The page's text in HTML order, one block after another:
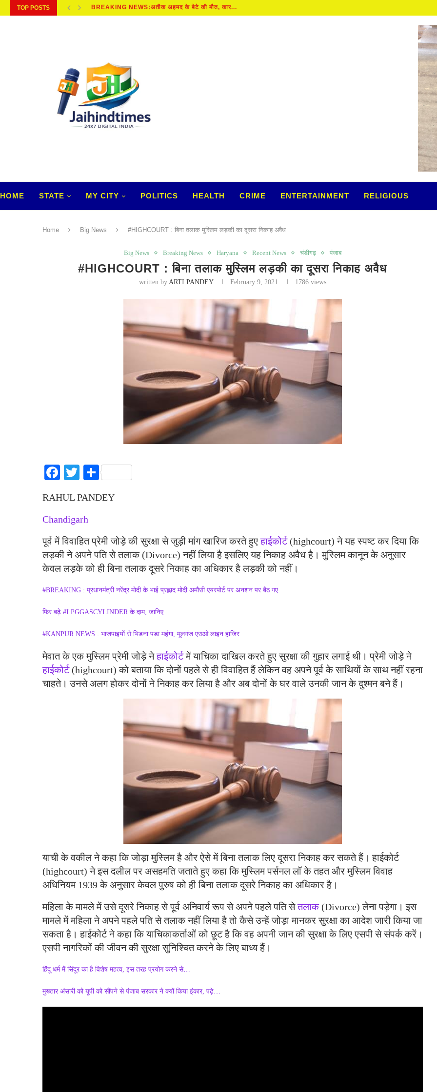
TOP POSTS SAWAN 2026 : इन कार्यों को अनदेखा करना...
HOME STATE MY CITY POLITICS HEALTH CRIME ENTERTAINMENT RELIGIOUS
Home Big News #HIGHCOURT : बिना तलाक मुस्लिम लड़की का दूसरा निकाह अवैध
Big News Breaking News Haryana Recent News चंडीगढ़ पंजाब
#HIGHCOURT : बिना तलाक मुस्लिम लड़की का दूसरा निकाह अवैध
written by ARTI PANDEY February 9, 2021 1786views
Facebook
Twitter
Share
RAHUL PANDEY
Chandigarh
पूर्व में विवाहित प्रेमी जोड़े की सुरक्षा से जुड़ी मांग खारिज करते हुएहाईकोर्ट(highcourt) ने यह स्पष्ट कर दिया कि
लड़की ने अपने पति से तलाक (Divorce) नहीं लिया है इसलिए यह निकाह अवैध है। मुस्लिम कानून के अनुसार
केवल लड़के को ही बिना तलाक दूसरे निकाह का अधिकार है लड़की को नहीं।
#BREAKING : प्रधानमंत्री नरेंद्र मोदी के भाई प्रह्लाद मोदी अमौसी एयरपोर्ट पर अनशन पर बैठ गए
फिर बढ़े #LPGGASCYLINDER के दाम, जानिए
#KANPUR NEWS : भाजपाइयों से भिडना पडा महंगा, मूलगंज एसओ लाइन हाजिर
मेवात के एक मुस्लिम प्रेमी जोड़े नेहाईकोर्टमें याचिका दाखिल करते हुए सुरक्षा की गुहार लगाई थी। प्रेमी जोड़े ने
हाईकोर्ट (highcourt) को बताया कि दोनों पहले से ही विवाहित हैं लेकिन वह अपने पूर्व के साथियों के साथ नहीं रहना
चाहते। उनसे अलग होकर दोनों ने निकाह कर लिया है और अब दोनों के घर वाले उनकी जान के दुश्मन बने हैं।
याची के वकील ने कहा कि जोड़ा मुस्लिम है और ऐसे में बिना तलाक लिए दूसरा निकाह कर सकते हैं। हाईकोर्ट
(highcourt) ने इस दलील पर असहमति जताते हुए कहा कि मुस्लिम पर्सनल लॉ के तहत और मुस्लिम विवाह
अधिनियम 1939 के अनुसार केवल पुरुष को ही बिना तलाक दूसरे निकाह का अधिकार है।
महिला के मामले में उसे दूसरे निकाह से पूर्व अनिवार्य रूप से अपने पहले पति सेतलाक(Divorce) लेना पड़ेगा। इस
मामले में महिला ने अपने पहले पति से तलाक नहीं लिया है तो कैसे उन्हें जोड़ा मानकर सुरक्षा का आदेश जारी किया जा
सकता है। हाईकोर्ट ने कहा कि याचिकाकर्ताओं को छूट है कि वह अपनी जान की सुरक्षा के लिए एसपी से संपर्क करें।
एसपी नागरिकों की जीवन की सुरक्षा सुनिश्चित करने के लिए बाध्य हैं।
हिंदू धर्म में सिंदूर का है विशेष महत्व, इस तरह प्रयोग करने से…
मुख्तार अंसारी को यूपी को सौंपने से पंजाब सरकार ने क्यों किया इंकार, पढ़े…